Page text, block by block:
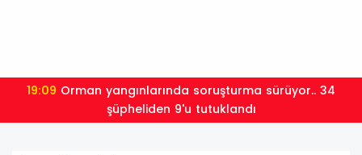
19:09
şüpheliden 9'u tutuklandı